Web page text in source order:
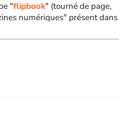
"flipbook" (tourné de page,
numériques" présent dans